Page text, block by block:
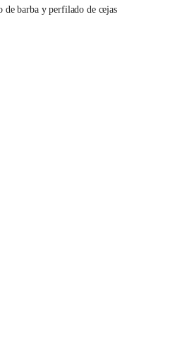
de barba y perfilado de cejas